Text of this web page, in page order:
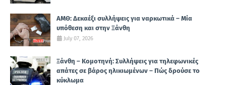
ΑΜΘ: Δεκαέξι συλλήψεις για ναρκωτικά – Μία
υπόθεση και στην Ξάνθη
July 07, 2026
Ξάνθη – Κομοτηνή: Συλλήψεις για τηλεφωνικές
απάτες σε βάρος ηλικιωμένων – Πώς δρούσε το
κύκλωμα